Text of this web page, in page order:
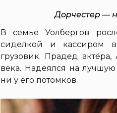
Дорчестер —
В семье Уолбергов
сиделкой и кассиром в
грузовик. Прадед
века. Надеялся на
ни у его потомков.